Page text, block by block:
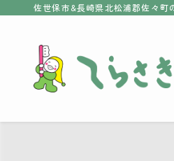
佐世保市&長崎県北松浦郡佐々町